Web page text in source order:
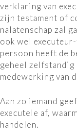
verklaring van
zijn testament of
nalatenschap zal
ook wel
persoon heeft de
geheel zelfstandig
medewerking van
Aan zo iemand
executele af,
handelen.